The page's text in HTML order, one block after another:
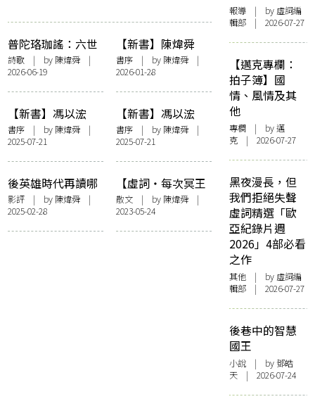
普陀珞珈謠：六世
達賴倉央情歌楚譯
詩歌 | by 陳煒舜 |
2026-06-19
【新書】陳煒舜
《芳華相接：海派
時代曲十三談》後
記
書序| by 陳煒舜|
2026-01-28
【新書】馮以浤
《春風舊雨——回
歸前香港教育論說
長短篇》陳煒舜序
——〈澡雪精神識
素衷〉
書序 | by 陳煒舜 |
2025-07-21
【新書】馮以浤
《春華秋實—拔萃
山上的往事》——
陳煒舜序
書序| by 陳煒舜|
2025-07-21
後英雄時代再讀哪
吒系列仙怪來源 由
《封神演義》至西
亞神話再到巴比倫
影評 | by 陳煒舜 |
2025-02-28
【虛詞・每次冥王
星靠近的時分】冥
王星的生死神話
散文| by 陳煒舜|
2023-05-24
報導 | by 虛詞編
輯部 | 2026-07-27
【邁克專欄：
拍子簿】國
情、風情及其
他
專欄 | by邁
克 | 2026-07-27
黑夜漫長，但
我們拒絕失聲
虛詞精選「歐
亞紀錄片週
2026」4部必看
之作
其他 | by 虛詞編
輯部 | 2026-07-27
後巷中的智慧
國王
小說 | by 鄧皓
天 | 2026-07-24